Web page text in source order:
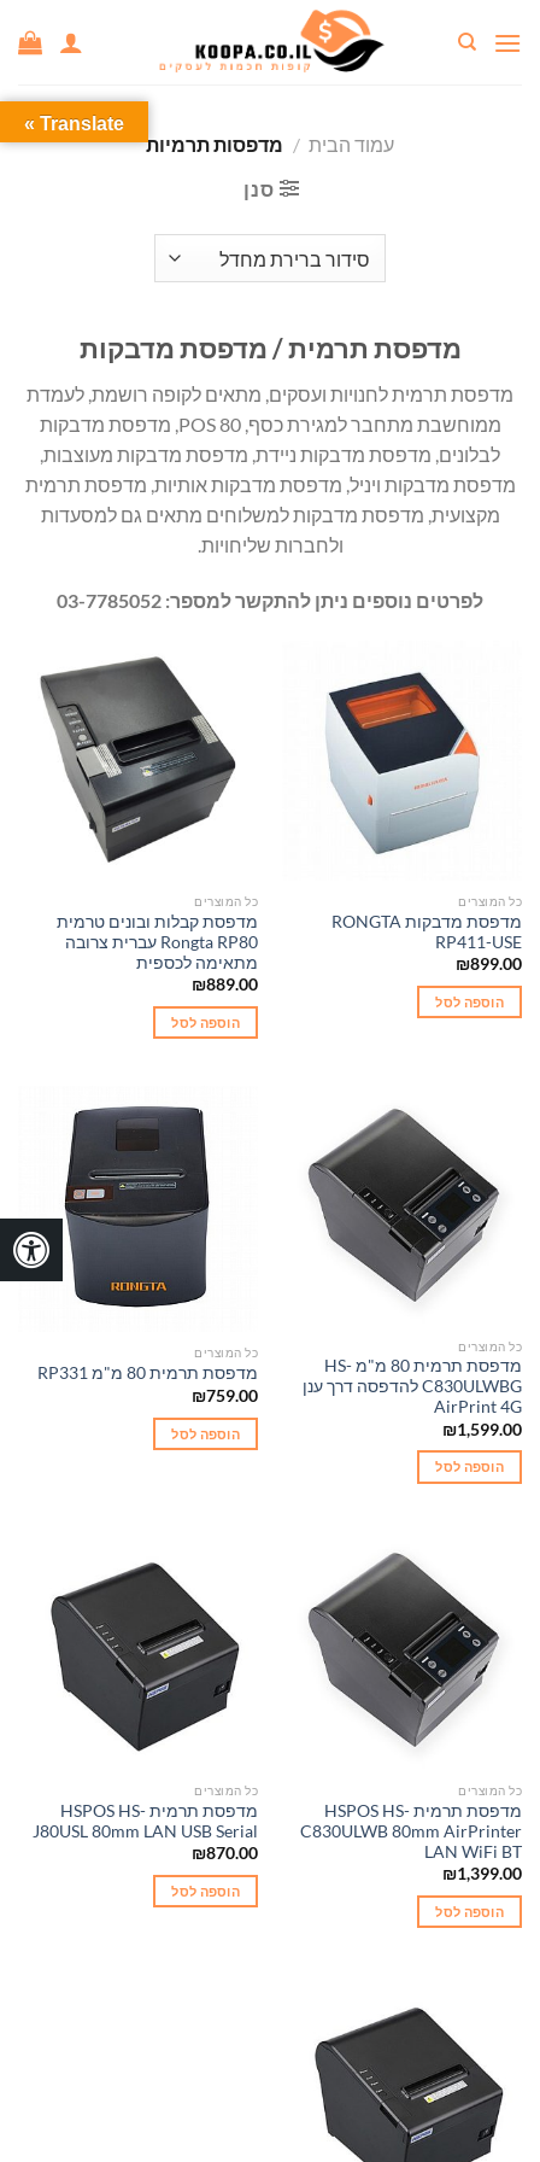
עמוד הבית / מדפסות תרמיות
סנן
מדפסת תרמית / מדפסת מדבקות
מדפסת תרמית לחנויות ועסקים, מתאים לקופה רושמת, לעמדת
ממוחשבת מתחבר למגירת כסף, POS 80, מדפסת מדבקות
לבלונים, מדפסת מדבקות ניידת, מדפסת מדבקות מעוצבות,
מדפסת מדבקות ויניל, מדפסת מדבקות אותיות, מדפסת תרמית
מקצועית, מדפסת מדבקות למשלוחים מתאים גם למסעדות
ולחברות שליחויות.
לפרטים נוספים ניתן להתקשר למספר: 03-7785052
כל המוצרים
מדפסת מדבקות RONGTA
RP411-USE
₪899.00
הוספה לסל
כל המוצרים
מדפסת קבלות ובונים טרמית
Rongta RP80 עברית צרובה
מתאימה לכספית
₪889.00
הוספה לסל
כל המוצרים
מדפסת תרמית 80 מ"מ HS-
C830ULWBG להדפסה דרך ענן
AirPrint 4G
₪1,599.00
הוספה לסל
כל המוצרים
מדפסת תרמית 80 מ"מ RP331
₪759.00
הוספה לסל
כל המוצרים
מדפסת תרמית HSPOS HS-
C830ULWB 80mm AirPrinter
LAN WiFi BT
₪1,399.00
הוספה לסל
כל המוצרים
מדפסת תרמית HSPOS HS-
J80USL 80mm LAN USB Serial
₪870.00
הוספה לסל
Translate »